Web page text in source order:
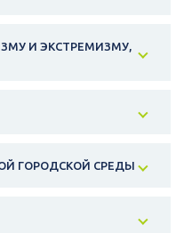
И ЭКСТРЕМИЗМУ,
ГОРОДСКОЙ СРЕДЫ